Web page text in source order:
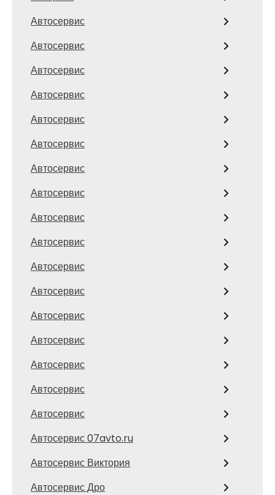
Автосервис
Автосервис
Автосервис
Автосервис
Автосервис
Автосервис
Автосервис
Автосервис
Автосервис
Автосервис
Автосервис
Автосервис
Автосервис
Автосервис
Автосервис
Автосервис
Автосервис
Автосервис 07avto.ru
Автосервис Виктория
Автосервис Дро